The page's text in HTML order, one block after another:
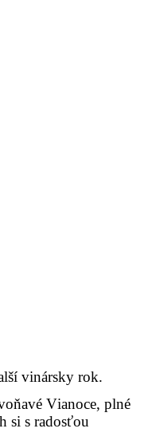
vinársky rok.
Vianoce, plné
si s radosťou